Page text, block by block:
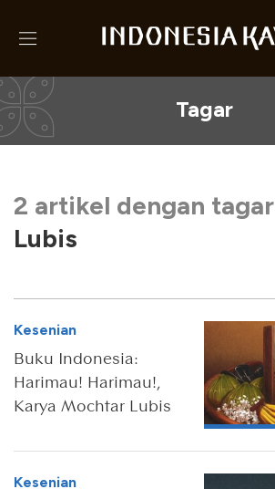
Tagar
2 artikel dengan tagar
Lubis
Kesenian
Buku Indonesia:
Harimau! Harimau!,
Karya Mochtar Lubis
Kesenian